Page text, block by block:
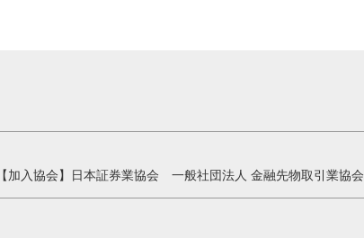
入協会】日本証券業協会 一般社団法人 金融先物取引業協会